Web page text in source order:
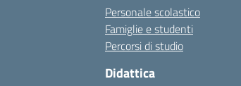
Personale scolastico
Famiglie e studenti
Percorsi di studio
Didattica